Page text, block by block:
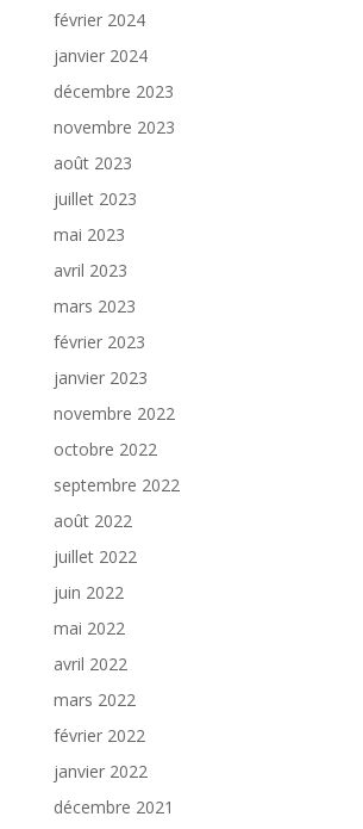
février 2024
janvier 2024
décembre 2023
novembre 2023
août 2023
juillet 2023
mai 2023
avril 2023
mars 2023
février 2023
janvier 2023
novembre 2022
octobre 2022
septembre 2022
août 2022
juillet 2022
juin 2022
mai 2022
avril 2022
mars 2022
février 2022
janvier 2022
décembre 2021